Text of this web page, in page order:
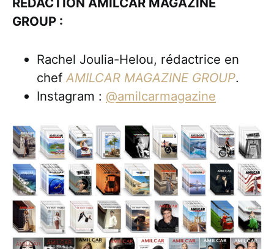
GROUP :
Rachel Joulia-Helou, rédactrice en
chef AMILCAR MAGAZINE GROUP.
Instagram : @amilcarmagazine